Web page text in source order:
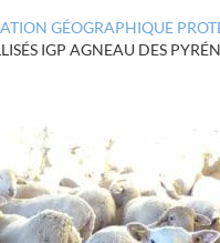
GÉOGRAPHIQUE
IGP AGNEAU DES